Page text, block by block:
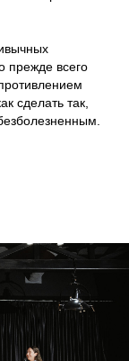
прежде всего
сделать так,